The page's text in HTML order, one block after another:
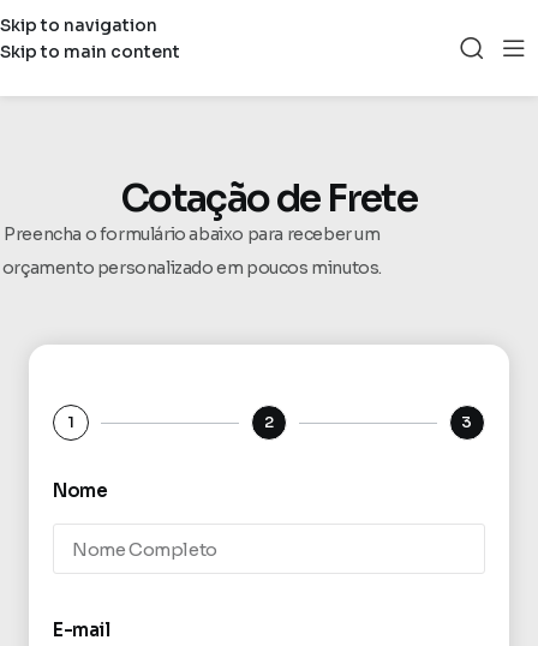
Skip to navigation
Skip to main content
Cotação de Frete
Preencha o formulário abaixo para receber um
orçamento personalizado em poucos minutos.
1 2 3
Nome
E-mail